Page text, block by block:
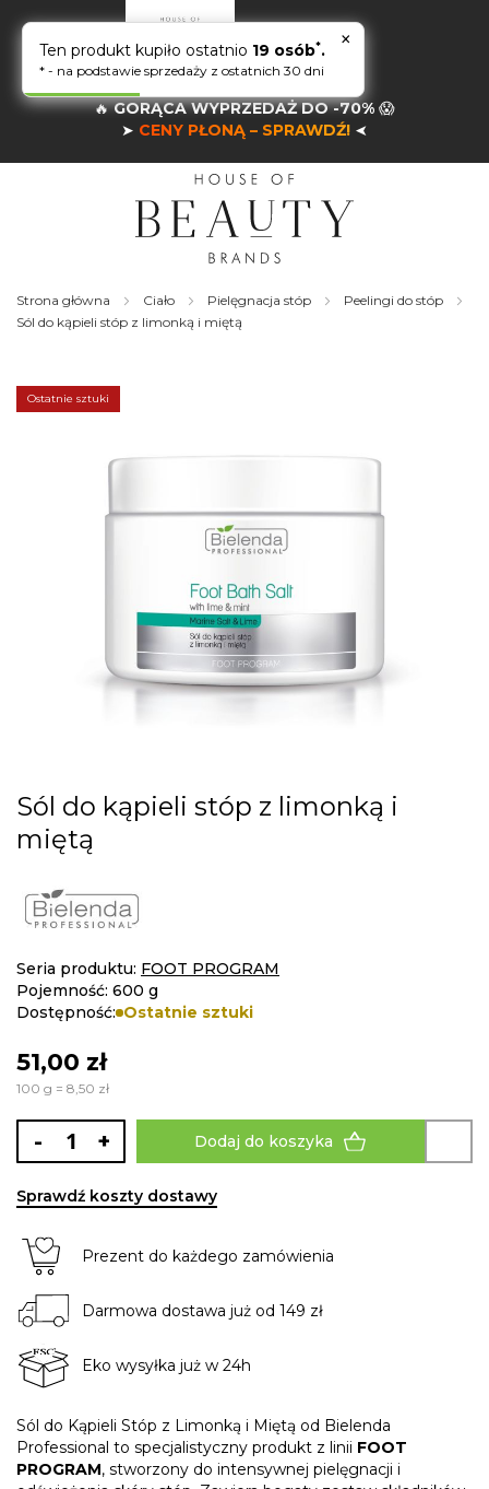
🔥GORĄCA WYPRZEDAŻ DO -70% 😱
➤ CENY PŁONĄ – SPRAWDŹ! ➤
Strona główna Ciało Pielęgnacja stóp
Peelingi do stóp
Sól do kąpieli stóp z limonką i miętą
the
end
Ostatnie sztuki
Skip
to
the
the
images
Sól do kąpieli stóp z limonką i
miętą
Seria produktu: FOOT PROGRAM
Pojemność: 600 g
Dostępność: Ostatnie sztuki
51,00 zł
100 g = 8,50 zł
- + Dodaj do koszyka
Sprawdź koszty dostawy
Prezent do każdego zamówienia
Darmowa dostawa już od 149 zł
Eko wysyłka już w 24h
Sól do Kąpieli Stóp z Limonką i Miętą od Bielenda
Professional to specjalistyczny produkt z linii FOOT
PROGRAM, stworzony do intensywnej pielęgnacji i
×
Ten produkt kupiło ostatnio 19 osób*.
* - na podstawie sprzedaży z ostatnich 30 dni